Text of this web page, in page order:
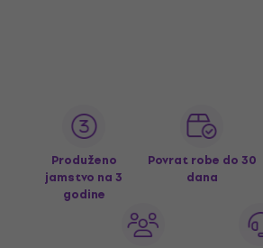
Produženo
jamstvo na 3
godine
Povrat robe do 30
dana